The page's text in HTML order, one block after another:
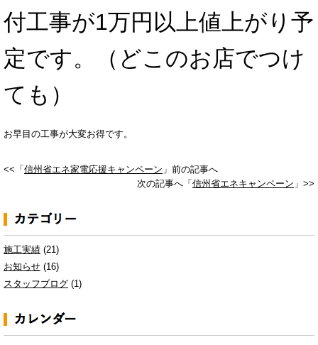
付工事が1万円以上値上がり予
定です。（どこのお店でつけ
ても）
お早目の工事が大変お得です。
<<「 信州省エネ家電応援キャンペーン 」前の記事へ
次の記事へ「 信州省エネキャンペーン 」>>
施工実績 (21)
お知らせ (16)
スタッフブログ (1)